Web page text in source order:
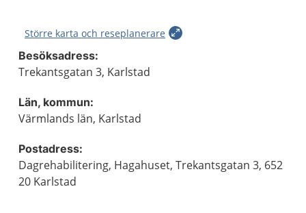
Större karta och reseplanerare
Besöksadress:
Trekantsgatan 3, Karlstad
Län, kommun:
Värmlands län, Karlstad
Postadress:
Dagrehabilitering, Hagahuset, Trekantsgatan 3, 652
20 Karlstad